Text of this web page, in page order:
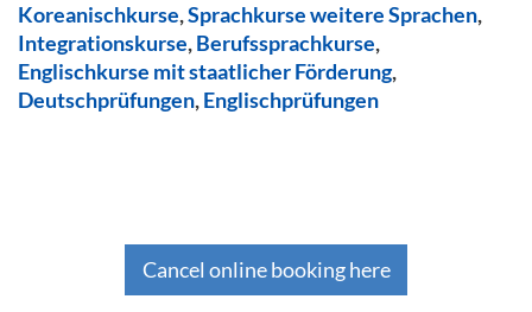
Koreanischkurse,Sprachkurse weitere Sprachen,
Integrationskurse,Berufssprachkurse,
Englischkurse mit staatlicher Förderung,
Deutschprüfungen,Englischprüfungen
Cancel online booking here